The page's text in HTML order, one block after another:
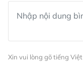
Xin vui lòng gõ tiếng